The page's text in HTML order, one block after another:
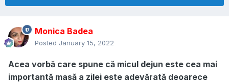
Monica Badea
Posted January 15, 2022
Acea vorbă care spune că micul dejun este cea mai
importantă masă a zilei este adevărată deoarece